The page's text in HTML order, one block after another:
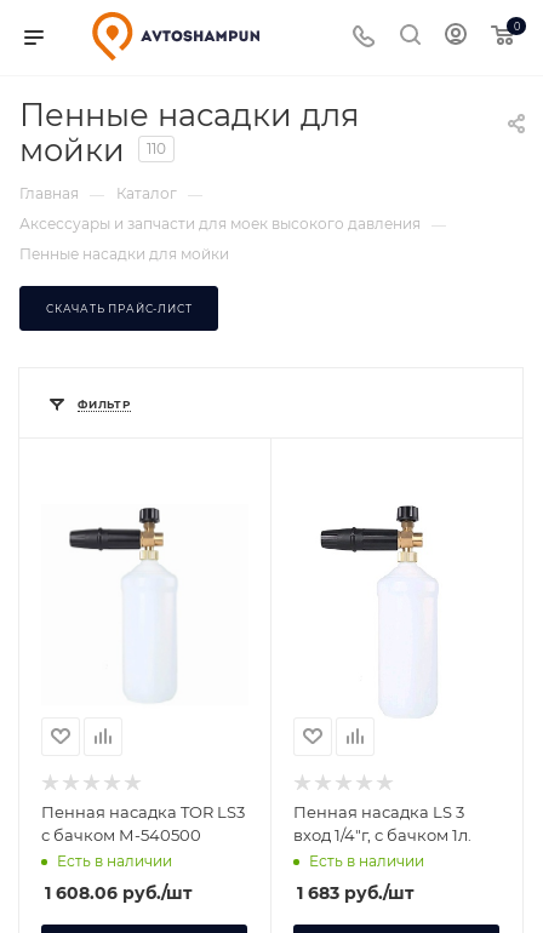
0
Пенные насадки для
мойки
110
Главная — Каталог —
Аксессуары и запчасти для моек высокого давления
—
Пенные насадки для мойки
СКАЧАТЬ ПРАЙС-ЛИСТ
ФИЛЬТР
Пенная насадка TOR LS3
с бачком М-540500
Есть в наличии
1 608.06 руб./шт
Пенная насадка LS 3
вход 1/4"г, с бачком 1л.
Есть в наличии
1 683 руб./шт